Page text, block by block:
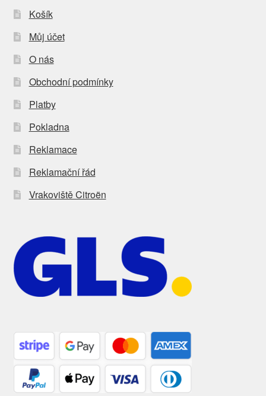
Košík
Můj účet
O nás
Obchodní podmínky
Platby
Pokladna
Reklamace
Reklamační řád
Vrakoviště Citroën